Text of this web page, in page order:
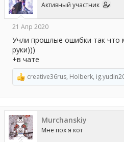
Активный участник
21 Апр 2020
Учли прошлые ошибки так что
руки)))
+в чате
Р
е
а
к
ц
и
и
:
creative36rus, Holberk,
Murchanskiy
Мне пох я кот